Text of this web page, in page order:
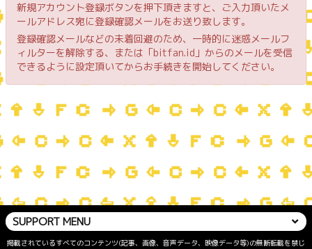
新規アカウント登録ボタンを押下頂きますと、ご入力頂いたメ
ールアドレス宛に登録確認メールをお送り致します。
登録確認メールなどの未着回避のため、一時的に迷惑メールフ
ィルターを解除する、または「bitfan.id」からのメールを受信
できるように設定頂いてからお手続きを開始してください。
SUPPORT MENU
掲載されているすべてのコンテンツ(記事、画像、音声データ、映像データ等)の無断転載を禁じ